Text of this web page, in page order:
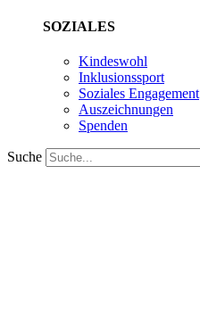
SOZIALES
Kindeswohl
Inklusionssport
Soziales Engagement
Auszeichnungen
Spenden
Suche